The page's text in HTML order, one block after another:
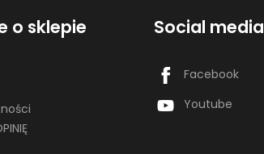
o sklepie Social media
Facebook
Youtube